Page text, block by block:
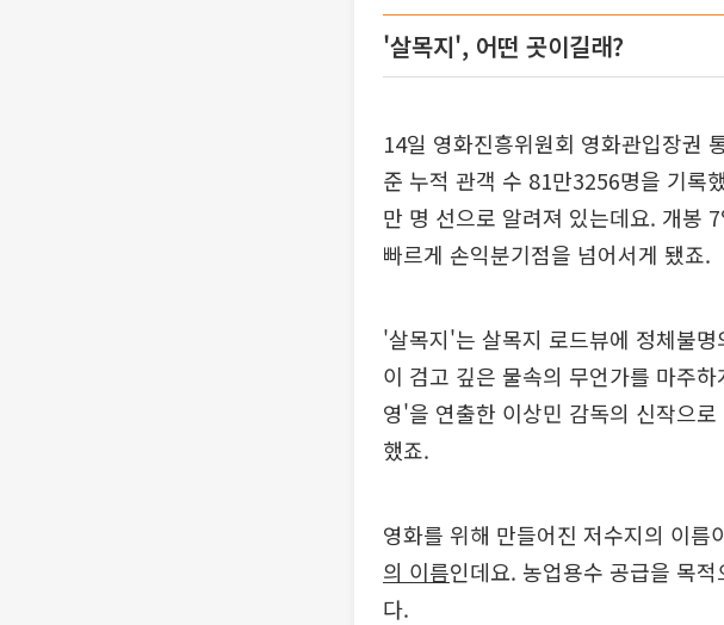
'살목지', 어떤 곳이길래?
14일 영화진흥위원회 영화관입장권
준 누적 관객 수 81만3256명을 기록
만 명 선으로 알려져 있는데요. 개봉
빠르게 손익분기점을 넘어서게 됐죠.
'살목지'는 살목지 로드뷰에 정체불
이 검고 깊은 물속의 무언가를 마주
영'을 연출한 이상민 감독의 신작으
했죠.
영화를 위해 만들어진 저수지의 이름
의 이름인데요. 농업용수 공급을 목
다.